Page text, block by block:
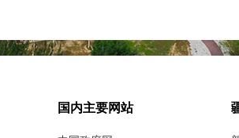
：
国内主要网站